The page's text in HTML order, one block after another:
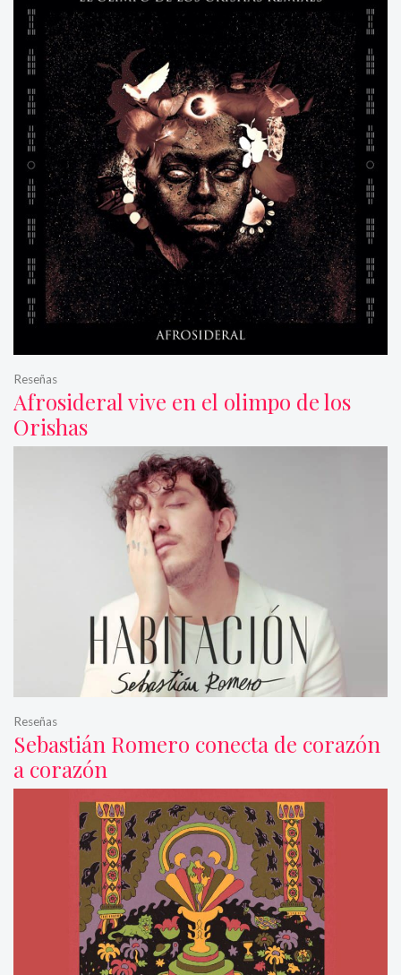
Afrosideral vive en el olimpo de los
Orishas
Reseñas
Sebastián Romero conecta de corazón
a corazón
Reseñas